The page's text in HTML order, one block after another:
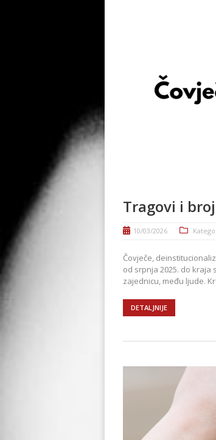
Tragovi i
10/03/2026
Čovječe,
od srpnja 2025. do kraja
zajednicu, među ljude.
DETALJNIJE